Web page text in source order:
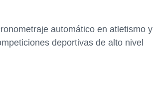
automático en atletismo y
deportivas de alto nivel